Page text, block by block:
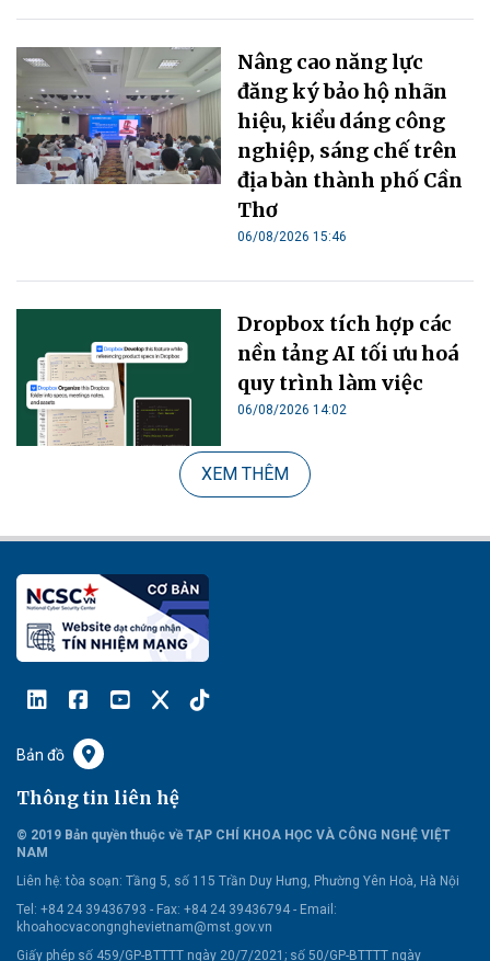
Nâng cao năng lực
đăng ký bảo hộ nhãn
hiệu, kiểu dáng công
nghiệp, sáng chế trên
địa bàn thành phố Cần
Thơ
06/08/2026 15:46
Dropbox tích hợp các
nền tảng AI tối ưu hoá
quy trình làm việc
06/08/2026 14:02
XEM THÊM
Bản đồ
Thông tin liên hệ
© 2019 Bản quyền thuộc về TẠP CHÍ KHOA HỌC VÀ CÔNG NGHỆ VIỆT
NAM
Liên hệ: tòa soạn: Tầng 5, số 115 Trần Duy Hưng, Phường Yên Hoà, Hà Nội
Tel: +84 24 39436793 - Fax: +84 24 39436794 - Email:
khoahocvacongnghevietnam@mst.gov.vn
Giấy phép số 459/GP-BTTTT ngày 20/7/2021; số 50/GP-BTTTT ngày